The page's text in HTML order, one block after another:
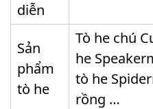
diễn
Sản
phẩm
tò he
Tò he chú
he
tò he
rồng …